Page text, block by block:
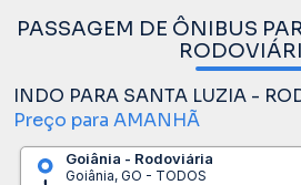
PASSAGEM DE ÔNIBUS
INDO PARA SANTA LUZIA -
Preço para AMANHÃ
Goiânia - Rodoviária
Goiânia, GO - TODOS